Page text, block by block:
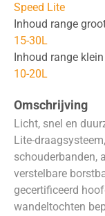
Speed Lite
Inhoud range
15-30L
Inhoud range
10-20L
Omschrijving
Licht, snel en
Lite-
schouderbanden,
verstelbare
gecertificeerd
wandeltochten